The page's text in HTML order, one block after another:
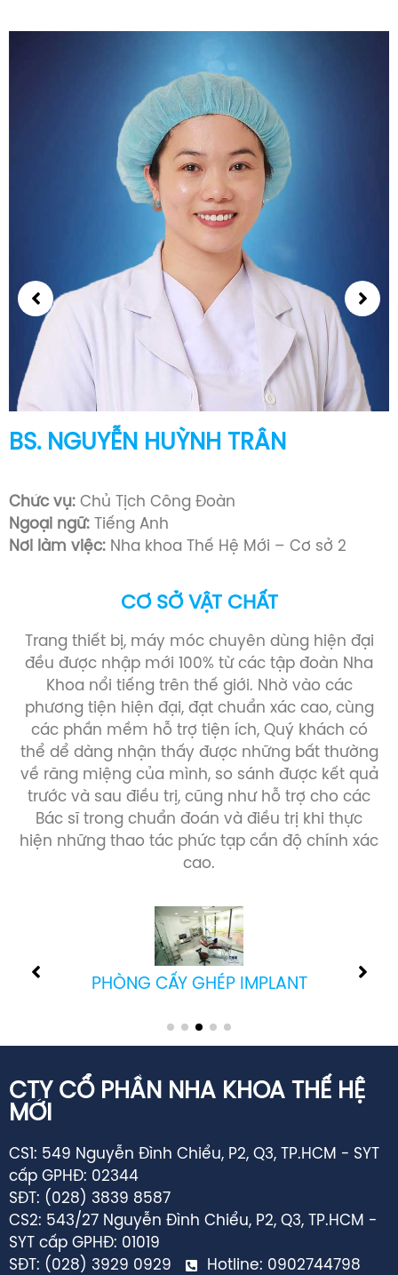
BS. NGUYỄN HUỲNH TRÂN
Chức vụ: Chủ Tịch Công Đoàn
Ngoại ngữ: Tiếng Anh
Nơi làm việc: Nha khoa Thế Hệ Mới – Cơ sở 2
CƠ SỞ VẬT CHẤT
Trang thiết bị, máy móc chuyên dùng hiện đại
đều được nhập mới 100% từ các tập đoàn Nha
Khoa nổi tiếng trên thế giới. Nhờ vào các
phương tiện hiện đại, đạt chuẩn xác cao, cùng
các phần mềm hỗ trợ tiện ích, Quý khách có
thể dể dàng nhận thấy được những bất thường
về răng miệng của mình, so sánh được kết quả
trước và sau điều trị, cũng như hỗ trợ cho các
Bác sĩ trong chuẩn đoán và điều trị khi thực
hiện những thao tác phức tạp cần độ chính xác
cao.
PHÒNG CẤY GHÉP IMPLANT
CTY CỔ PHẦN NHA KHOA THẾ HỆ
MỚI
CS1: 549 Nguyễn Đình Chiểu, P2, Q3, TP.HCM - SYT
cấp GPHĐ: 02344
SĐT: (028) 3839 8587
CS2: 543/27 Nguyễn Đình Chiểu, P2, Q3, TP.HCM -
SYT cấp GPHĐ: 01019
SĐT: (028) 3929 0929
Hotline: 0902744798